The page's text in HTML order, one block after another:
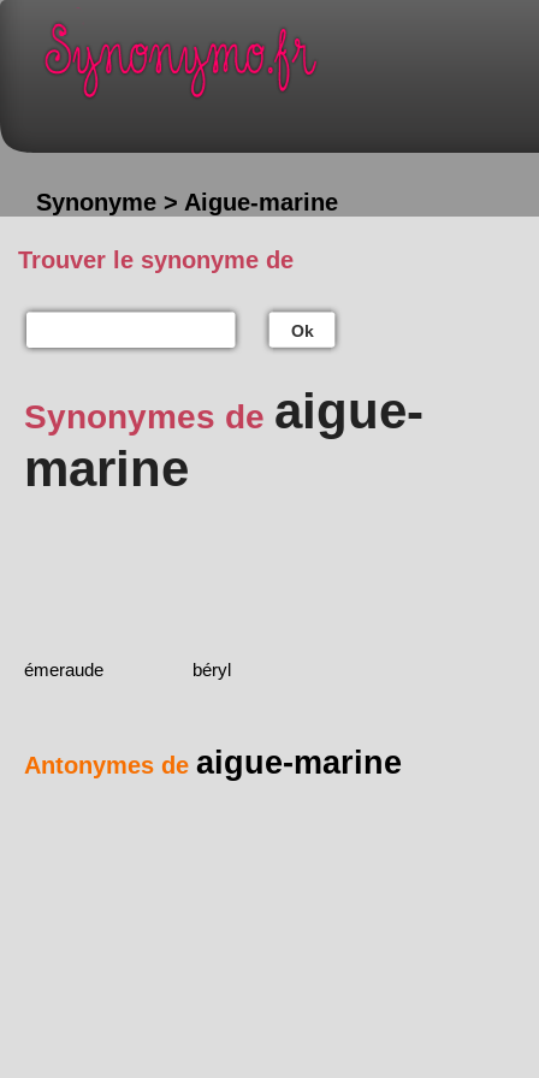
Synonyme > Aigue-marine
Trouver le synonyme de
Ok
Synonymes de aigue-
marine
émeraude béryl
Antonymes de aigue-marine